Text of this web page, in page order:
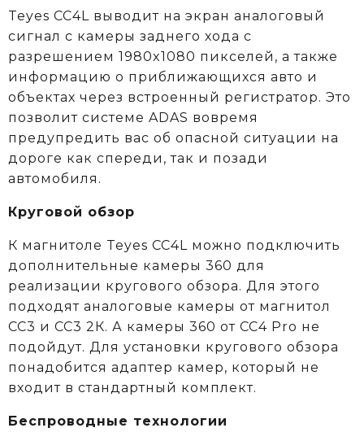
Teyes CC4L выводит на экран аналоговый
сигнал с камеры заднего хода с
разрешением 1980x1080 пикселей, а также
информацию о приближающихся авто и
объектах через встроенный регистратор. Это
позволит системе ADAS вовремя
предупредить вас об опасной ситуации на
дороге как спереди, так и позади
автомобиля.
Круговой обзор
К магнитоле Teyes CC4L можно подключить
дополнительные камеры 360 для
реализации кругового обзора. Для этого
подходят аналоговые камеры от магнитол
СС3 и СС3 2К. А камеры 360 от CC4 Pro не
подойдут. Для установки кругового обзора
понадобится адаптер камер, который не
входит в стандартный комплект.
Беспроводные технологии